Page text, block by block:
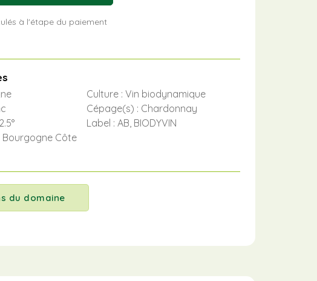
à l'étape du paiement
Bourgogne Côte
Culture : Vin biodynamique
Cépage(s) : Chardonnay
Label : AB, BIODYVIN
du domaine